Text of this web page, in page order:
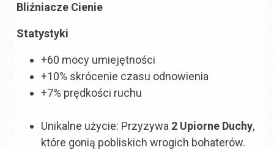
Bliźniacze Cienie
Statystyki
+60 mocy umiejętności
+10% skrócenie czasu odnowienia
+7% prędkości ruchu
Unikalne użycie: Przyzywa 2 Upiorne Duchy,
które gonią pobliskich wrogich bohaterów.